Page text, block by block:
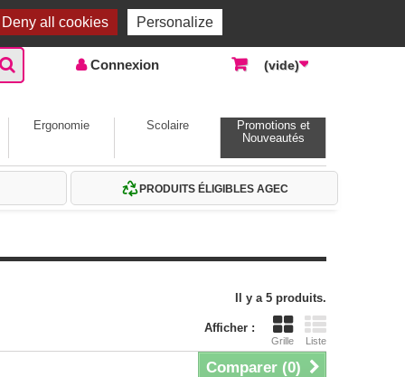
Accueil | Contactez-nous
Connexion (vide)
Ergonomie Scolaire
Promotions et
Nouveautés
PRODUITS ÉLIGIBLES AGEC
Il y a 5 produits.
Afficher :
Grille Liste
Comparer (0)
all cookies Personalize